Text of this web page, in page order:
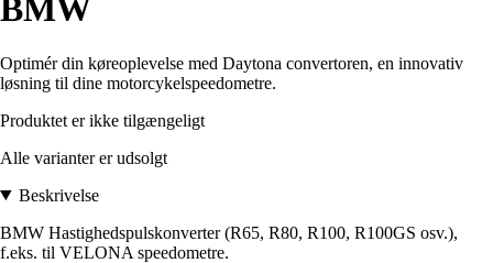
BMW
Optimér din køreoplevelse med Daytona convertoren, en innovativ
løsning til dine motorcykelspeedometre.
Produktet er ikke tilgængeligt
Alle varianter er udsolgt
Beskrivelse
BMW Hastighedspulskonverter (R65, R80, R100, R100GS osv.),
f.eks. til VELONA speedometre.